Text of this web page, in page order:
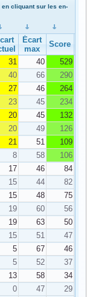
cliquant sur les en-
Écart
max
Score
31 40
529
40 66
290
27 46
264
23 45
234
20 45
132
20 49
126
21 51
109
8 58
106
17 46
84
15 44
82
15 48
75
19 60
56
19 63
50
15 51
47
5 67
46
5 52
37
13 58
34
0 47
29